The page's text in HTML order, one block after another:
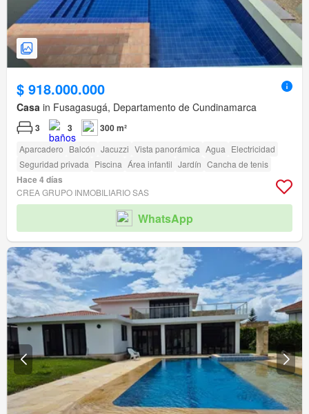
$ 918.000.000
Casa in Fusagasugá, Departamento de Cundinamarca
3 3 300 m²
Aparcadero Balcón Jacuzzi Vista panorámica Agua Electricidad
Seguridad privada Piscina Área infantil Jardín Cancha de tenis
Hace 4 días
CREA GRUPO INMOBILIARIO SAS
WhatsApp